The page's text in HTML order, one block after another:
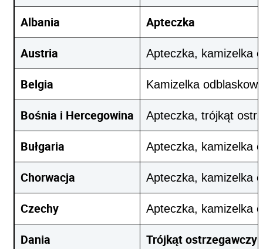
Albania
Apteczka
Austria
Apteczka, kamizelka
Belgia Kamizelka
Bośnia i Hercegowina Apteczka, trójkąt
Bułgaria Apteczka, kamizelka
Chorwacja Apteczka, kamizelka
Czechy Apteczka, kamizelka
Dania
Trójkąt ostrzegawczy